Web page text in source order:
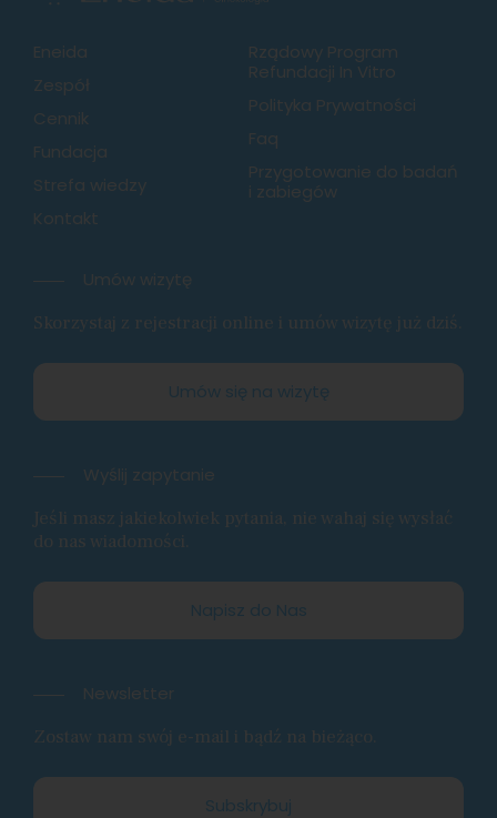
Eneida
Zespół
Cennik
Fundacja
Strefa wiedzy
Kontakt
Rządowy Program
Refundacji In Vitro
Polityka Prywatności
Faq
Przygotowanie do badań
i zabiegów
Umów wizytę
Skorzystaj z rejestracji online i umów wizytę już dziś.
Umów się na wizytę
Wyślij zapytanie
Jeśli masz jakiekolwiek pytania, nie wahaj się wysłać
do nas wiadomości.
Napisz do Nas
Newsletter
Zostaw nam swój e-mail i bądź na bieżąco.
Subskrybuj